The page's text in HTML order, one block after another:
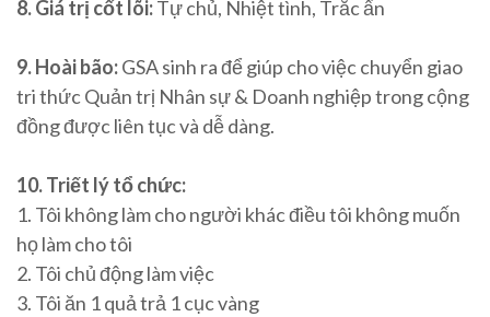
8. Giá trị cốt lõi:Tự chủ, Nhiệt tình, Trắc ẩn
9. Hoài bão:GSA sinh ra để giúp cho việc chuyển giao
tri thức Quản trị Nhân sự & Doanh nghiệp trong cộng
đồng được liên tục và dễ dàng.
10. Triết lý tổ chức:
1. Tôi không làm cho người khác điều tôi không muốn
họ làm cho tôi
2. Tôi chủ động làm việc
3. Tôi ăn 1 quả trả 1 cục vàng